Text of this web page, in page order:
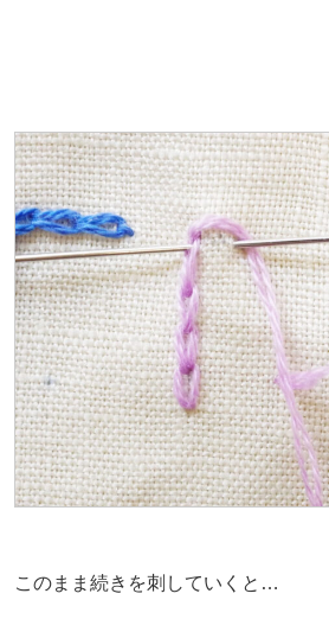
このまま続きを刺していくと…